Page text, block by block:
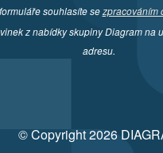
souhlasíte sezpracováním
z nabídky skupiny Diagram na
adresu.
© Copyright 2026